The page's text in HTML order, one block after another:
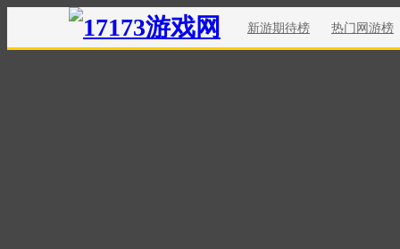
新游期待榜 热门网游榜